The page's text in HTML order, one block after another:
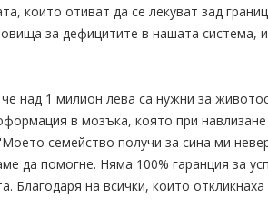
които отиват да се лекуват зад
за дефицитите в нашата система,
над 1 милион лева са нужни за
в мозъка, която при навлизане
семейство получи за сина ми
да помогне. Няма 100% гаранция за
Благодаря на всички, които